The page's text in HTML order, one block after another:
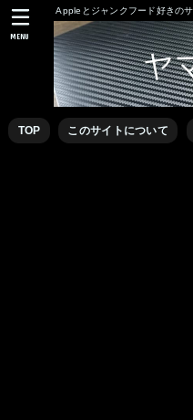
Appleとジャンクフード好きの
TOP このサイトについて
MENU